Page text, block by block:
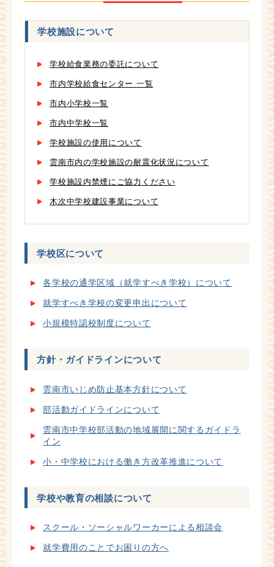
学校施設について
学校給食業務の委託について
市内学校給食センター 一覧
市内小学校一覧
市内中学校一覧
学校施設の使用について
雲南市内の学校施設の耐震化状況について
学校施設内禁煙にご協力ください
木次中学校建設事業について
学校区について
各学校の通学区域（就学すべき学校）について
就学すべき学校の変更申出について
小規模特認校制度について
方針・ガイドラインについて
雲南市いじ­め防止基本­方針につい­て
部活動ガイドラインについて
雲南市中学校部活動の地域展開に関するガイドラ
イン
小・中学校における働き方改革推進について
学校や教育の相談について
スクール・ソーシャルワーカーによる相談会
就学費用のことでお困りの方へ